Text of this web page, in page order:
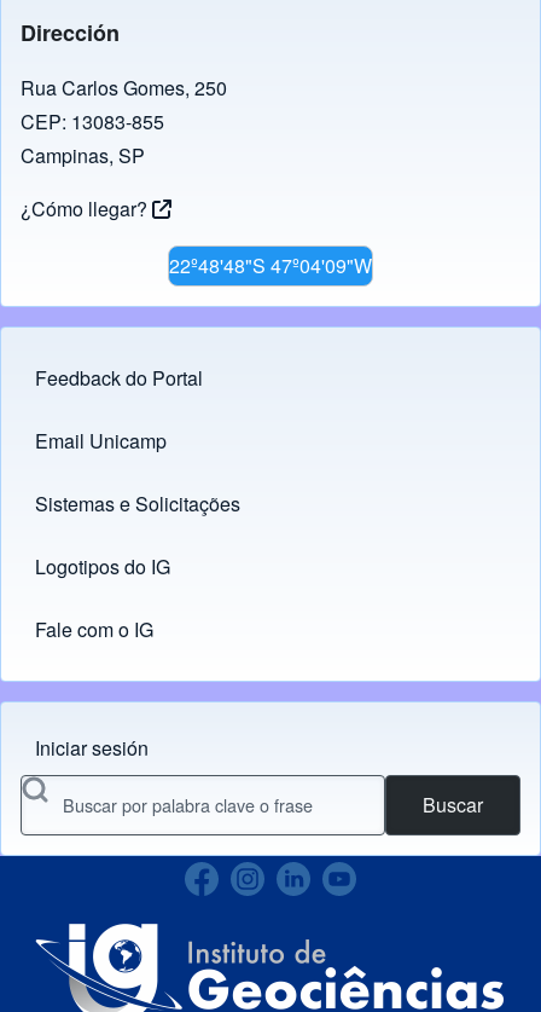
Dirección
Rua Carlos Gomes, 250
CEP: 13083-855
Campinas, SP
¿Cómo llegar?
22º48'48"S 47º04'09"W
Footer menu
Feedback do Portal
Links
Email Unicamp
(opens in new tab)
Sistemas e Solicitações
(opens in new tab)
Logotipos do IG
(opens in new tab)
Fale com o IG
Menu do usuário
Iniciar sesión
Buscar